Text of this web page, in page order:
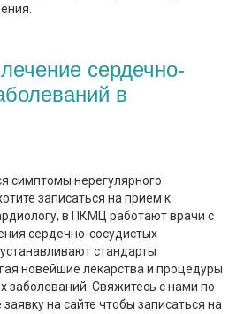
сердечно-
в
симптомы нерегулярного
записаться на прием к
в ПКМЦ работают врачи с
сердечно-сосудистых
стандарты
новейшие лекарства и процедуры
заболеваний. Свяжитесь с нами по
на сайте чтобы записаться на